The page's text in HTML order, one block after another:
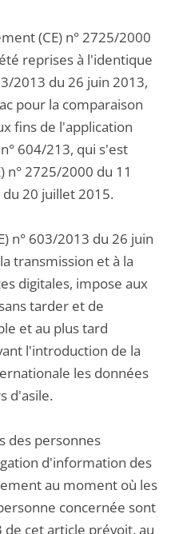
(CE) n° 2725/2000
reprises à l'identique
2013 du 26 juin 2013,
pour la comparaison
fins de l'application
604/213, qui s'est
n° 2725/2000 du 11
20 juillet 2015.
n° 603/2013 du 26 juin
transmission et à la
digitales, impose aux
tarder et de
et au plus tard
l'introduction de la
les données
d'asile.
des personnes
d'information des
au moment où les
concernée sont
de cet article prévoit, au